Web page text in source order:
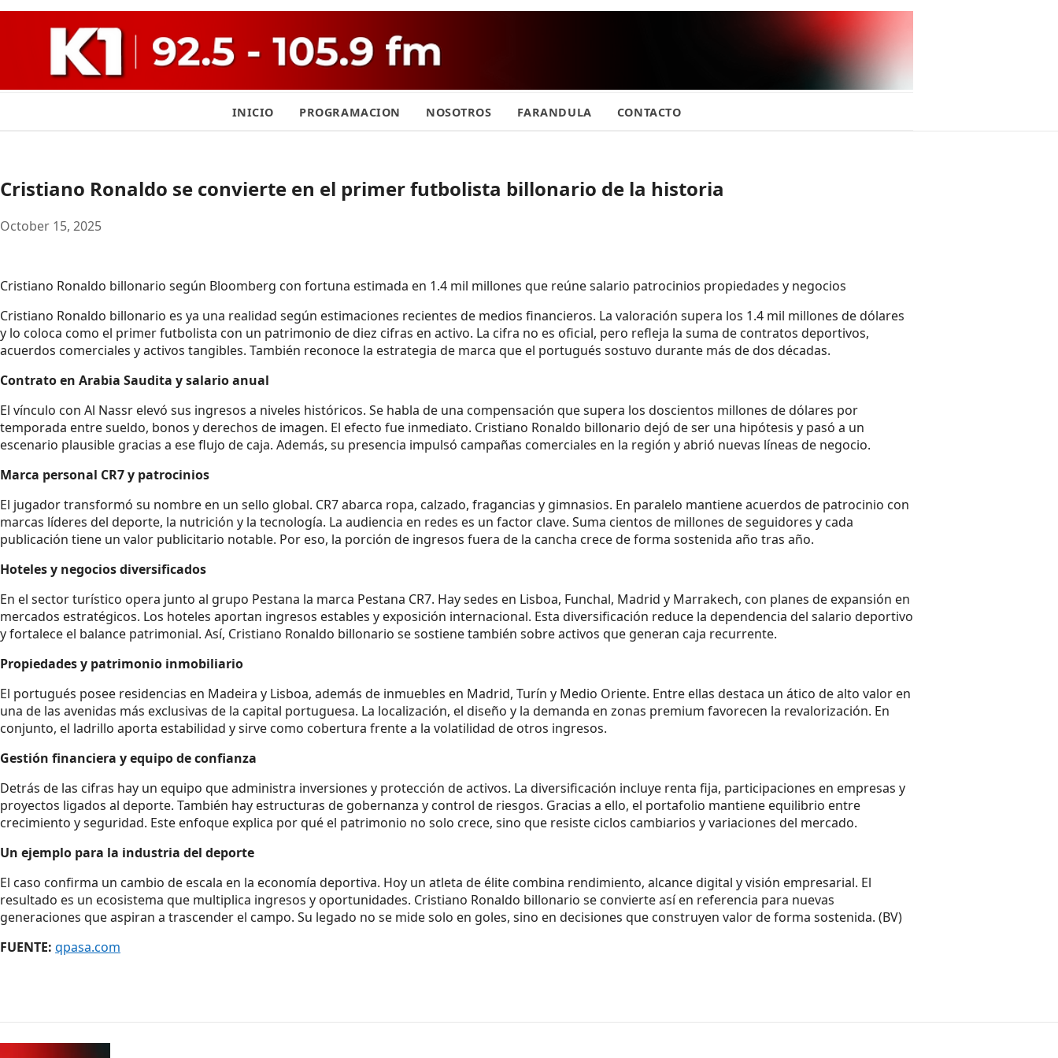
INICIO PROGRAMACION NOSOTROS FARANDULA CONTACTO
Cristiano Ronaldo se convierte en el primer futbolista billonario de la historia
October 15, 2025
Cristiano Ronaldo billonario según Bloomberg con fortuna estimada en 1.4 mil millones que reúne salario patrocinios propiedades y negocios
Cristiano Ronaldo billonario es ya una realidad según estimaciones recientes de medios financieros. La valoración supera los 1.4 mil millones de dólares
y lo coloca como el primer futbolista con un patrimonio de diez cifras en activo. La cifra no es oficial, pero refleja la suma de contratos deportivos,
acuerdos comerciales y activos tangibles. También reconoce la estrategia de marca que el portugués sostuvo durante más de dos décadas.
Contrato en Arabia Saudita y salario anual
El vínculo con Al Nassr elevó sus ingresos a niveles históricos. Se habla de una compensación que supera los doscientos millones de dólares por
temporada entre sueldo, bonos y derechos de imagen. El efecto fue inmediato. Cristiano Ronaldo billonario dejó de ser una hipótesis y pasó a un
escenario plausible gracias a ese flujo de caja. Además, su presencia impulsó campañas comerciales en la región y abrió nuevas líneas de negocio.
Marca personal CR7 y patrocinios
El jugador transformó su nombre en un sello global. CR7 abarca ropa, calzado, fragancias y gimnasios. En paralelo mantiene acuerdos de patrocinio con
marcas líderes del deporte, la nutrición y la tecnología. La audiencia en redes es un factor clave. Suma cientos de millones de seguidores y cada
publicación tiene un valor publicitario notable. Por eso, la porción de ingresos fuera de la cancha crece de forma sostenida año tras año.
Hoteles y negocios diversificados
En el sector turístico opera junto al grupo Pestana la marca Pestana CR7. Hay sedes en Lisboa, Funchal, Madrid y Marrakech, con planes de expansión en
mercados estratégicos. Los hoteles aportan ingresos estables y exposición internacional. Esta diversificación reduce la dependencia del salario deportivo
y fortalece el balance patrimonial. Así, Cristiano Ronaldo billonario se sostiene también sobre activos que generan caja recurrente.
Propiedades y patrimonio inmobiliario
El portugués posee residencias en Madeira y Lisboa, además de inmuebles en Madrid, Turín y Medio Oriente. Entre ellas destaca un ático de alto valor en
una de las avenidas más exclusivas de la capital portuguesa. La localización, el diseño y la demanda en zonas premium favorecen la revalorización. En
conjunto, el ladrillo aporta estabilidad y sirve como cobertura frente a la volatilidad de otros ingresos.
Gestión financiera y equipo de confianza
Detrás de las cifras hay un equipo que administra inversiones y protección de activos. La diversificación incluye renta fija, participaciones en empresas y
proyectos ligados al deporte. También hay estructuras de gobernanza y control de riesgos. Gracias a ello, el portafolio mantiene equilibrio entre
crecimiento y seguridad. Este enfoque explica por qué el patrimonio no solo crece, sino que resiste ciclos cambiarios y variaciones del mercado.
Un ejemplo para la industria del deporte
El caso confirma un cambio de escala en la economía deportiva. Hoy un atleta de élite combina rendimiento, alcance digital y visión empresarial. El
resultado es un ecosistema que multiplica ingresos y oportunidades. Cristiano Ronaldo billonario se convierte así en referencia para nuevas
generaciones que aspiran a trascender el campo. Su legado no se mide solo en goles, sino en decisiones que construyen valor de forma sostenida. (BV)
FUENTE: qpasa.com